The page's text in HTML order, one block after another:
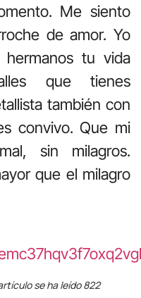
Me siento
de amor. Yo
tu vida
que tienes
también con
convivo. Que mi
sin milagros.
que el milagro
se ha leído 822